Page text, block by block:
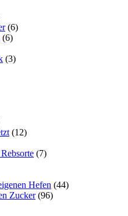
(6)
(6)
(3)
(12)
(7)
Hefen (44)
Zucker (96)